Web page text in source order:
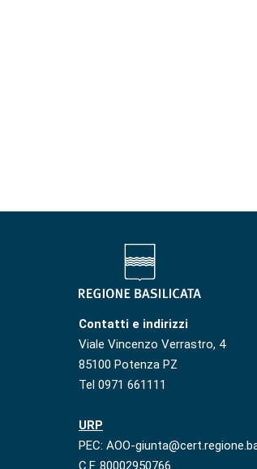
Contatti e indirizzi
Viale Vincenzo Verrastro, 4
85100 Potenza PZ
Tel 0971 661111
URP
PEC: AOO-
C.F. 80002950766